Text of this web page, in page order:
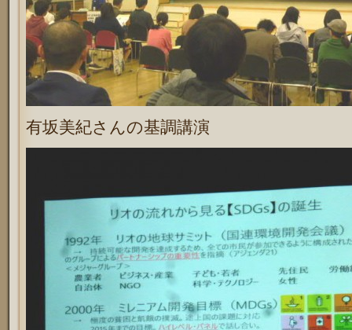
有坂美紀さんの基調講演